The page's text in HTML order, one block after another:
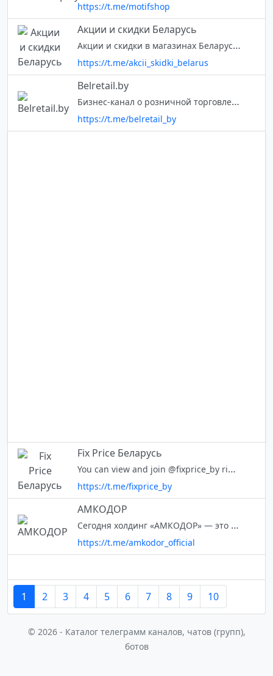
https://t.me/motifshop
Акции и скидки Беларусь
Акции и скидки в магазинах Беларуси. Акции Евроопт, Виталюр, Алми, Гиппо, Корона, Остров Чистоты, Мила и другие 🧑‍💻 https://kupon.by 💌 сотрудничество/реклама @bykupon
https://t.me/akcii_skidki_belarus
Belretail.by
Бизнес-канал о розничной торговле и e-commerce в Беларуси. Новости отрасли, полезные статьи, интервью, анонсы событий. Ждем ваших новостей по адресу
https://t.me/belretail_by
Fix Price Беларусь
You can view and join @fixprice_by right away.
https://t.me/fixprice_by
АМКОДОР
Сегодня холдинг «АМКОДОР» — это одно из ведущих предприятий по производству специальной техники в Беларуси и странах СНГ
https://t.me/amkodor_official
1 2 3 4 5 6 7 8 9 10
© 2026 - Каталог телеграмм каналов, чатов (групп),
ботов